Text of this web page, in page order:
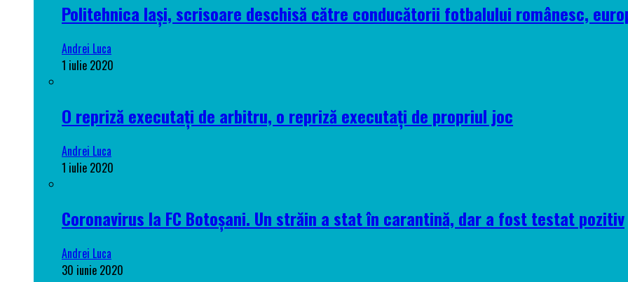
Politehnica Iași, scrisoare deschisă către conducătorii fotbalului românesc,
Andrei Luca
1 iulie 2020
O repriză executați de arbitru, o repriză executați de propriul joc
Andrei Luca
1 iulie 2020
Coronavirus la FC Botoșani. Un străin a stat în carantină, dar a fost testat pozitiv
Andrei Luca
30 iunie 2020